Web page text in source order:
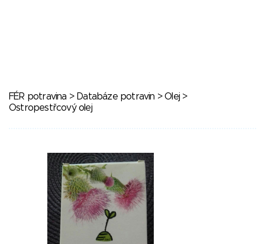
FÉR potravina > Databáze potravin >Olej >
Ostropestřcový olej